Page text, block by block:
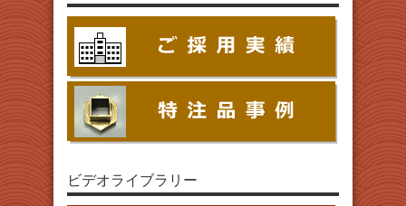
ビデオライブラリー